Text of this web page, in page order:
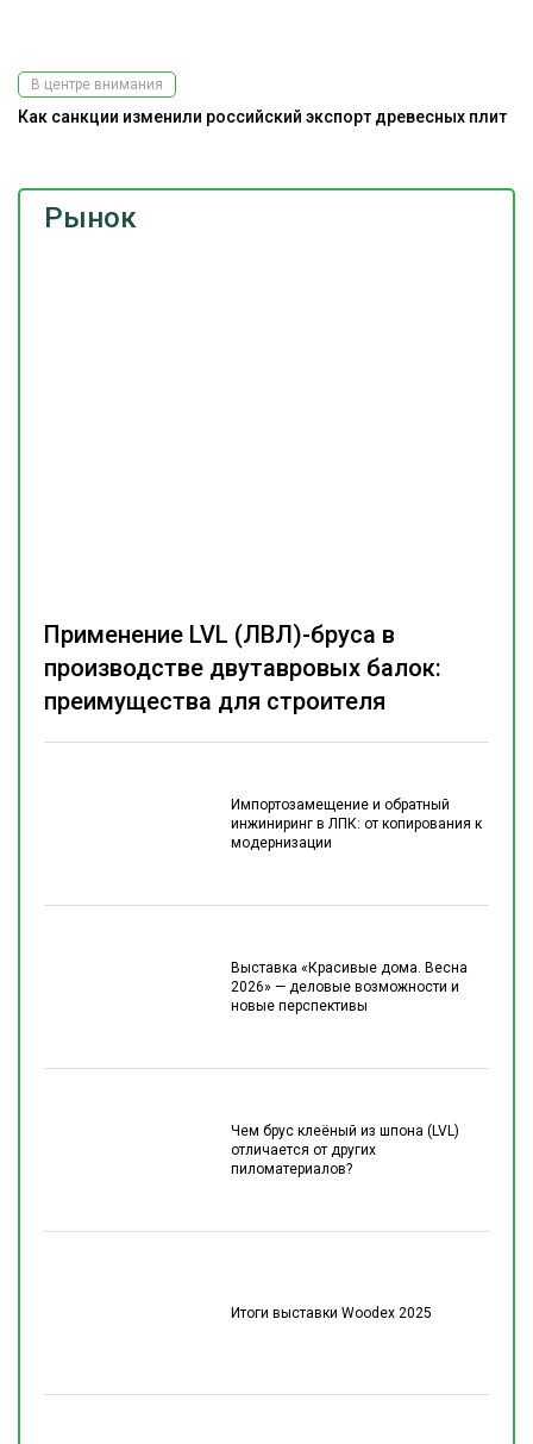
Рынок
Импортозамещение и обратный
инжиниринг в ЛПК: от копирования к
модернизации
Выставка «Красивые дома. Весна
2026» — деловые возможности и
новые перспективы
Чем брус клеёный из шпона (LVL)
отличается от других
пиломатериалов?
Итоги выставки Woodex 2025
Применение LVL (ЛВЛ)-бруса в
производстве двутавровых балок:
преимущества для строителя
В центре внимания
Как санкции изменили российский экспорт древесных плит